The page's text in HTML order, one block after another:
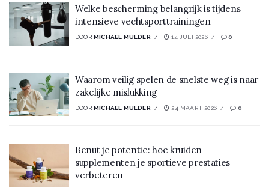
Welke bescherming belangrijk is tijdens
intensieve vechtsporttrainingen
DOOR MICHAEL MULDER 14 JULI 2026 0
Waarom veilig spelen de snelste weg is naar
zakelijke mislukking
DOOR MICHAEL MULDER 24 MAART 2026 0
Benut je potentie: hoe kruiden
supplementen je sportieve prestaties
verbeteren